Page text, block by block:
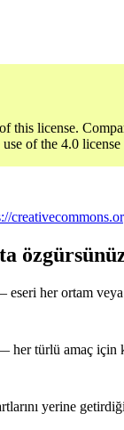
this license.
of the 4.0 license
eseri her ortam
her türlü amaç için
yerine